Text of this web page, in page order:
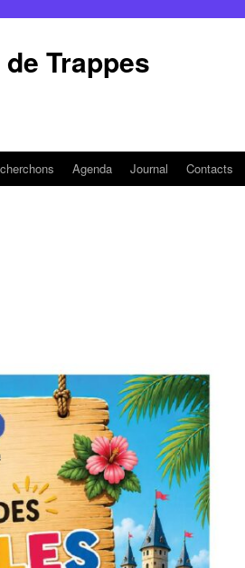
Trappes
Agenda Journal Contacts